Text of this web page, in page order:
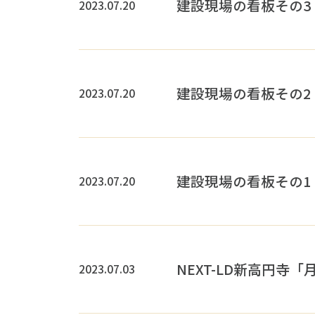
2023.07.20 建設現場の看板その3
2023.07.20 建設現場の看板その2
2023.07.20 建設現場の看板その1
2023.07.03 NEXT-LD新高円寺「